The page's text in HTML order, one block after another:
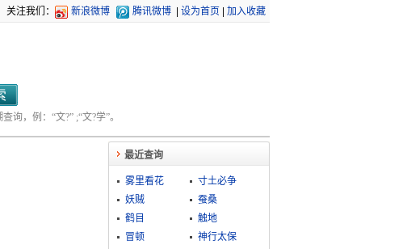
关注我们： 新浪微博 腾讯微博 设为首页 加入收藏
询，例：“文?” ;“文?学”。
最近查询
雾里看花
寸土必争
妖贼
蚕桑
鹤目
触地
冒顿
神行太保